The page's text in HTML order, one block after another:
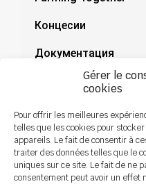
Gérer le
cookies
Pour offrir les meilleures
telles que les cookies pour
appareils. Le fait de consentir à
traiter des données telles que le
uniques sur ce site. Le fait de ne
consentement peut avoir un
Концесии
Документация